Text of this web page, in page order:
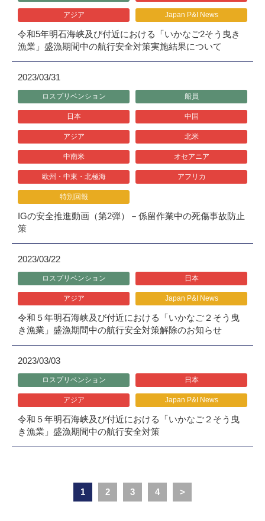
アジア Japan P&I News
令和5年明石海峡及び付近における「いかなご2そう曳き
漁業」盛漁期間中の航行安全対策実施結果について
2023/03/31
ロスプリベンション 船員
日本 中国
アジア 北米
中南米 オセアニア
欧州・中東・北極海 アフリカ
特別回報
IGの安全推進動画（第2弾）－係留作業中の死傷事故防止
策
2023/03/22
ロスプリベンション 日本
アジア Japan P&I News
令和５年明石海峡及び付近における「いかなご２そう曳
き漁業」盛漁期間中の航行安全対策解除のお知らせ
2023/03/03
ロスプリベンション 日本
アジア Japan P&I News
令和５年明石海峡及び付近における「いかなご２そう曳
き漁業」盛漁期間中の航行安全対策
1 2 3 4 >